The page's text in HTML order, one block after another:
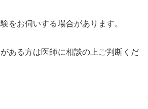
をお伺いする場合があります。
ある方は医師に相談の上ご判断くだ